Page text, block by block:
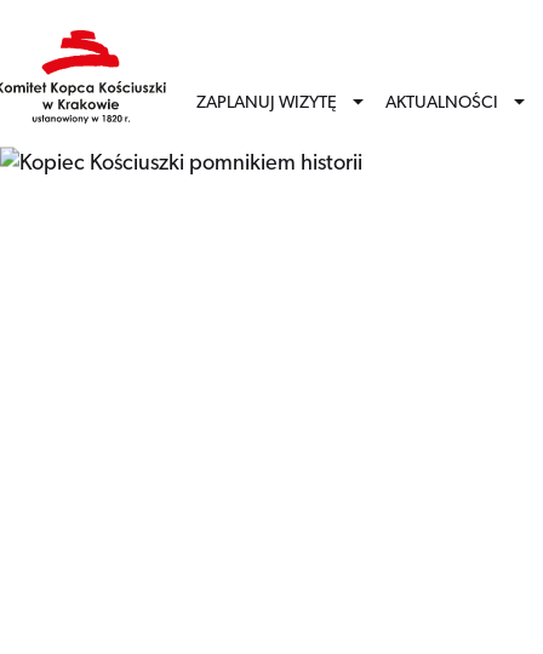
ZAPLANUJ WIZYTĘ AKTUALNOŚCI